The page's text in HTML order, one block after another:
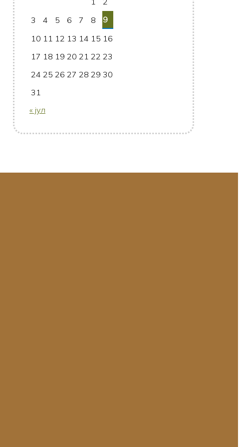
3
4 5 6 7 8
9
10 11 12 13 14 15 16
17 18 19 20 21 22 23
24 25 26 27 28 29 30
31
« јул